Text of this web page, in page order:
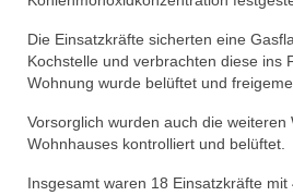
Dienstplan
Katastrophenschutz
GDekonP-Zug
Die Einsatzkräfte sicherten eine
Kochstelle und verbrachten diese ins
Wohnung wurde belüftet und
Vorsorglich wurden auch die weiteren
Wohnhauses kontrolliert und belüftet.
Insgesamt waren 18 Einsatzkräfte